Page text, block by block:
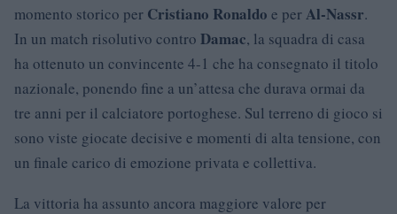
momento storico per Cristiano Ronaldo e perAl-Nassr.
In un match risolutivo contro Damac, la squadra di casa
ha ottenuto un convincente 4-1 che ha consegnato il titolo
nazionale, ponendo fine a un’attesa che durava ormai da
tre anni per il calciatore portoghese. Sul terreno di gioco si
sono viste giocate decisive e momenti di alta tensione, con
un finale carico di emozione privata e collettiva.
La vittoria ha assunto ancora maggiore valore per